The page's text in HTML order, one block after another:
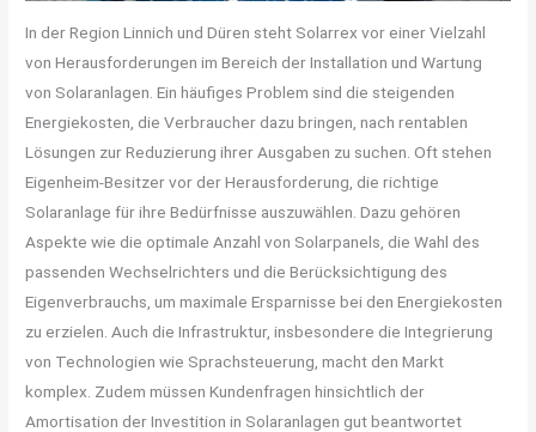
In der Region Linnich und Düren steht Solarrex vor einer Vielzahl
von Herausforderungen im Bereich der Installation und Wartung
von Solaranlagen. Ein häufiges Problem sind die steigenden
Energiekosten, die Verbraucher dazu bringen, nach rentablen
Lösungen zur Reduzierung ihrer Ausgaben zu suchen. Oft stehen
Eigenheim-Besitzer vor der Herausforderung, die richtige
Solaranlage für ihre Bedürfnisse auszuwählen. Dazu gehören
Aspekte wie die optimale Anzahl von Solarpanels, die Wahl des
passenden Wechselrichters und die Berücksichtigung des
Eigenverbrauchs, um maximale Ersparnisse bei den Energiekosten
zu erzielen. Auch die Infrastruktur, insbesondere die Integrierung
von Technologien wie Sprachsteuerung, macht den Markt
komplex. Zudem müssen Kundenfragen hinsichtlich der
Amortisation der Investition in Solaranlagen gut beantwortet